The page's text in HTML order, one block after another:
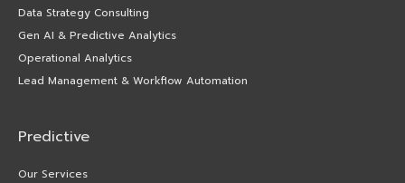
Data Strategy Consulting
Gen AI & Predictive Analytics
Operational Analytics
Lead Management & Workflow Automation
Predictive
Our Services